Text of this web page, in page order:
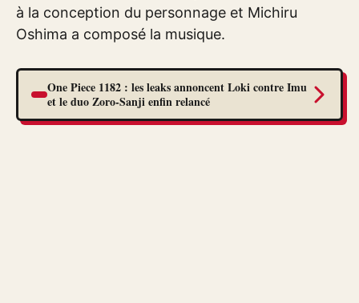
à la conception du personnage et Michiru
Oshima a composé la musique.
One Piece 1182 : les leaks annoncent Loki contre Imu
et le duo Zoro-Sanji enfin relancé